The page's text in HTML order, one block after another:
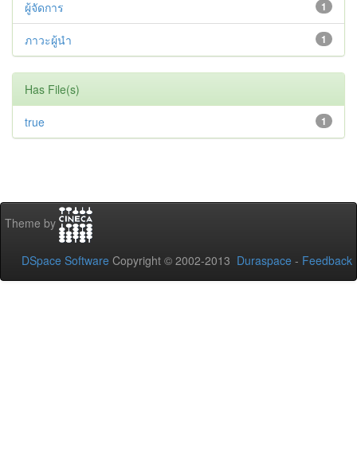
1
ผู้จัดการ
1
ภาวะผู้นำ
Has File(s)
1
true
Theme by
DSpace Software Copyright © 2002-2013 Duraspace - Feedback